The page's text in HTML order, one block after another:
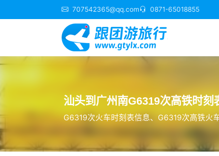
707542365@qq.com 0871-65018855
汕头到广州南G6319次高铁时刻
G6319次火车时刻表信息、G6319次高铁火